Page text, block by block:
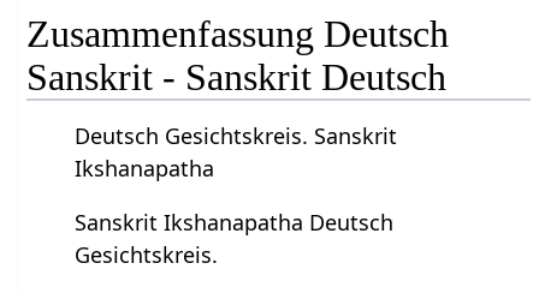
Zusammenfassung Deutsch
Sanskrit - Sanskrit Deutsch
Deutsch Gesichtskreis. Sanskrit
Ikshanapatha
Sanskrit Ikshanapatha Deutsch
Gesichtskreis.